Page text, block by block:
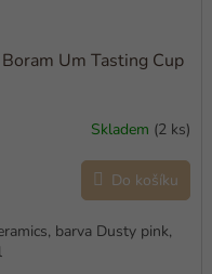
Um Tasting Cup
Skladem (2 ks)
Do košíku
barva Dusty pink,